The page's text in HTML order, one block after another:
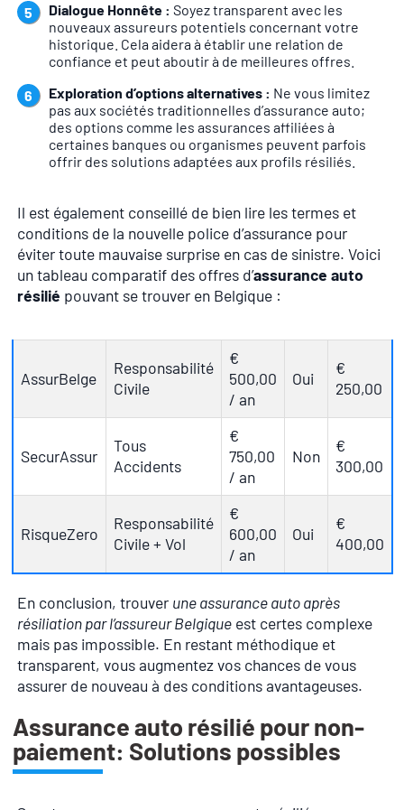
Dialogue Honnête : Soyez transparent avec les
nouveaux assureurs potentiels concernant votre
historique. Cela aidera à établir une relation de
confiance et peut aboutir à de meilleures offres.
Exploration d’options alternatives : Ne vous limitez
pas aux sociétés traditionnelles d’assurance auto;
des options comme les assurances affiliées à
certaines banques ou organismes peuvent parfois
offrir des solutions adaptées aux profils résiliés.
Il est également conseillé de bien lire les termes et
conditions de la nouvelle police d’assurance pour
éviter toute mauvaise surprise en cas de sinistre. Voici
un tableau comparatif des offres d’assurance auto
résilié pouvant se trouver en Belgique :
AssurBelge
Responsabilité
Civile
€
500,00
/ an
Oui
€
250,00
SecurAssur
Tous
Accidents
€
750,00
/ an
Non
€
300,00
RisqueZero
Responsabilité
Civile + Vol
€
600,00
/ an
Oui
€
400,00
En conclusion, trouver une assurance auto après
résiliation par l’assureur Belgique est certes complexe
mais pas impossible. En restant méthodique et
transparent, vous augmentez vos chances de vous
assurer de nouveau à des conditions avantageuses.
Assurance auto résilié pour non-
paiement: Solutions possibles